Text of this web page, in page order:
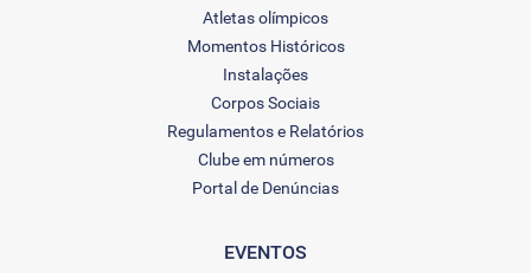
Atletas olímpicos
Momentos Históricos
Instalações
Corpos Sociais
Regulamentos e Relatórios
Clube em números
Portal de Denúncias
EVENTOS